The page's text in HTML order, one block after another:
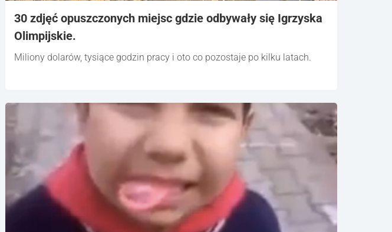
30 zdjęć opuszczonych miejsc gdzie odbywały się Igrzyska
Olimpijskie.
Miliony dolarów, tysiące godzin pracy i oto co pozostaje po kilku latach.